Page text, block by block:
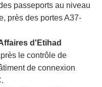
passeports au niveau
près des portes A37-
d'Etihad
le contrôle de
de connexion